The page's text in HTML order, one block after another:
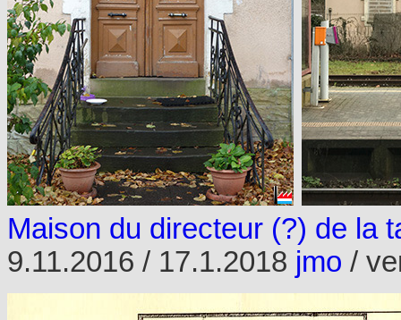
Maison du directeur (?) de la
9.11.2016 / 17.1.2018 jmo /